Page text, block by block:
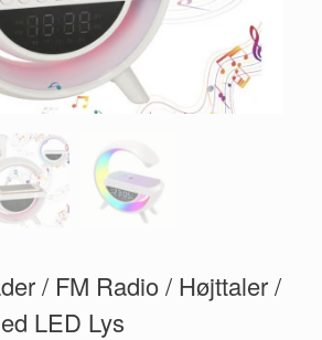
/ FM Radio / Højttaler /
LED Lys